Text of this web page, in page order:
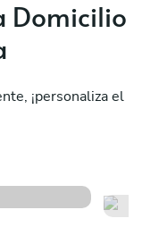
Domicilio
¡personaliza el